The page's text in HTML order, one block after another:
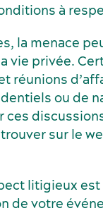
à
la menace
vie privée.
réunions
ou de
ces
sur le
litigieux est
de votre